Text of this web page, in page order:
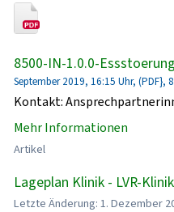
8500-IN-1.0.0-
September 2019, 16:15 Uhr, (PDF},
Kontakt:
Mehr Informationen
Artikel
Lageplan Klinik - LVR-
Letzte Änderung: 1. Dezember